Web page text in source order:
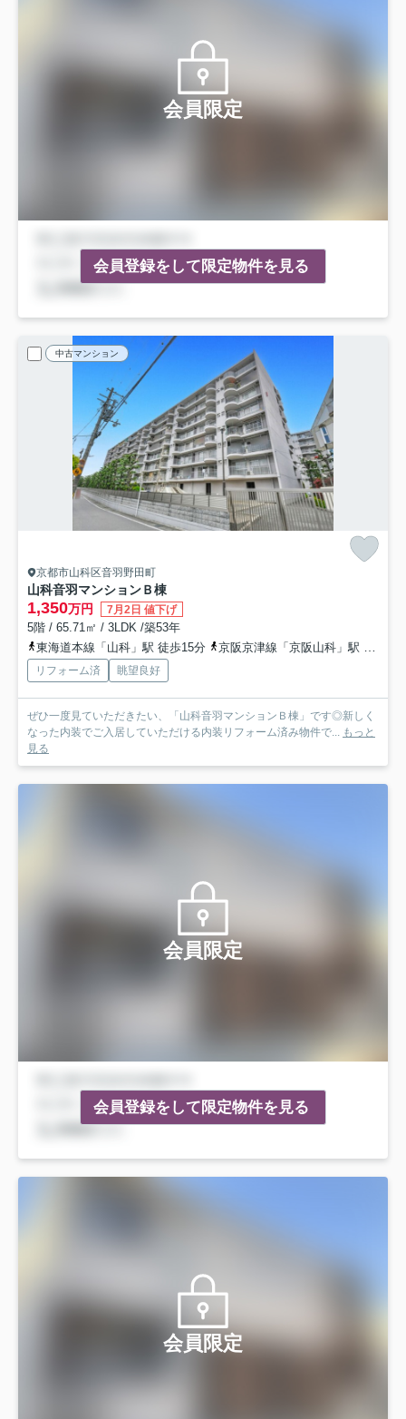
会員限定
会員登録をして限定物件を見る
中古マンション
京都市山科区音羽野田町
山科音羽マンションＢ棟
1,350万円 7月2日 値下げ
5階 / 65.71㎡ / 3LDK /築53年
東海道本線「山科」駅 徒歩15分
京阪京津線「京阪山科」駅 徒歩14分
リフォーム済 眺望良好
ぜひ一度見ていただきたい、「山科音羽マンションＢ棟」です◎新しく
なった内装でご入居していただける内装リフォーム済み物件で... もっと
見る
会員限定
会員登録をして限定物件を見る
会員限定